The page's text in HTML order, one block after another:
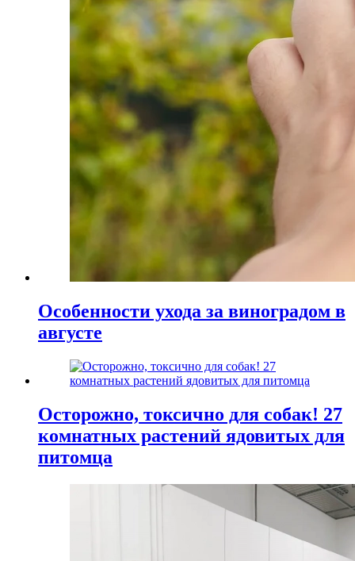
Особенности ухода за виноградом в
августе
Осторожно, токсично для собак! 27
комнатных растений ядовитых для
питомца